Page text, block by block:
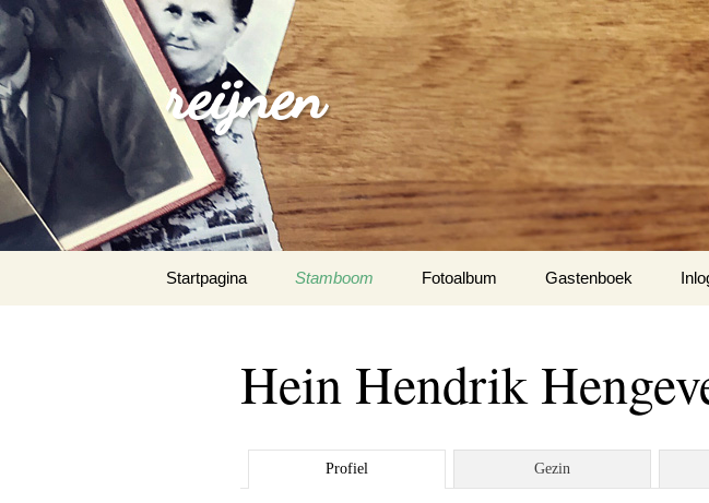
reijnen
naar
Startpagina Stamboom Fotoalbum Gastenboek
Hein Hendrik
Profiel Gezin